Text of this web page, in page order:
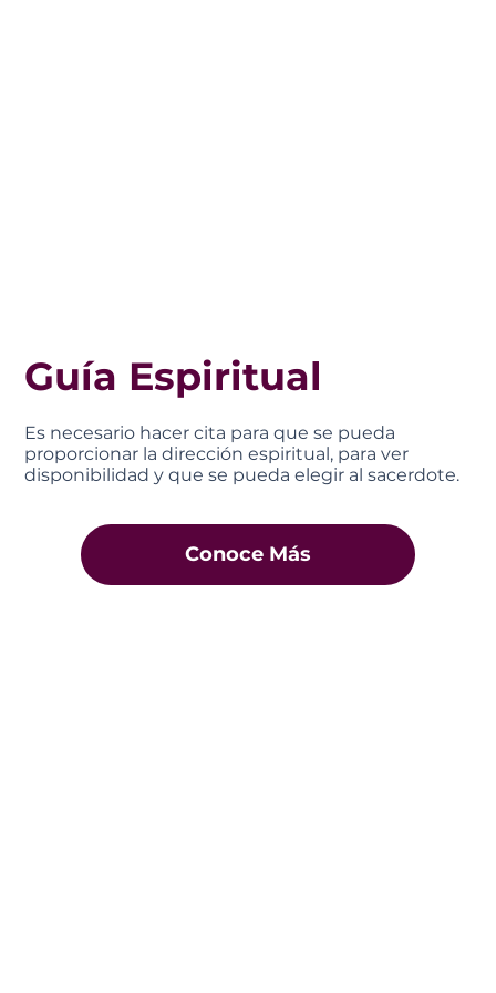
Guía Espiritual
Es necesario hacer cita para que se pueda
proporcionar la dirección espiritual, para ver
disponibilidad y que se pueda elegir al sacerdote.
Conoce Más